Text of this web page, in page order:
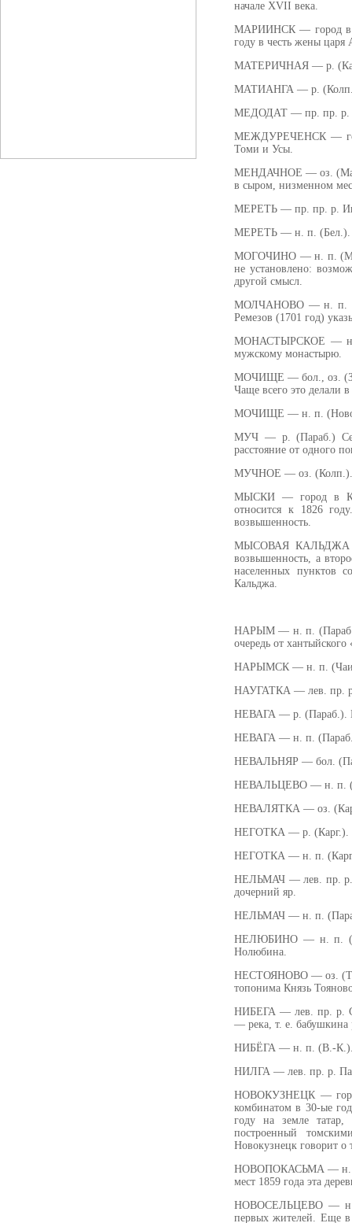
начале XVII века.
МАРИИНСК — город в
году в честь жены царя
МАТЕРИЧНАЯ — р.
МАТИАНГА — р. (Колп.).
МЕДОДАТ — пр. пр. р.
МЕЖДУРЕЧЕНСК —
Томи и Усы.
МЕНДАЧНОЕ — оз.
в сыром, низменном
МЕРЕТЬ — пр. пр. р.
МЕРЕТЬ — н. п. (Бел.).
МОГОЧИНО — н. п.
не установлено:
другой смысл.
МОЛЧАНОВО — н. п.
Ремезов (1701 год)
МОНАСТЫРСКОЕ — н.
мужскому монастырю.
МОЧИЩЕ — бол., оз.
Чаще всего это делали в
МОЧИЩЕ — н. п.
МУЧ — р. (Параб.)
расстояние от одного
МУЧНОЕ — оз. (Колп.).
МЫСКИ — город в
относится к 1826
возвышенность.
МЫСОВАЯ КАЛЬДЖА —
возвышенность, а
населенных пунктов
Кальджа.
НАРЫМ — н. п. (Параб.)
очередь от
НАРЫМСК — н. п.
НАУГАТКА — лев. пр. р.
НЕВАГА — р. (Параб.).
НЕВАГА — н. п.
НЕВАЛЬНЯР — бол.
НЕВАЛЬЦЕВО — н. п.
НЕВАЛЯТКА — оз.
НЕГОТКА — р. (Карг.).
НЕГОТКА — н. п.
НЕЛЬМАЧ — лев. пр. р.
дочерний яр.
НЕЛЬМАЧ — н. п.
НЕЛЮБИНО — н. п.
Нолюбина.
НЕСТОЯНОВО — оз.
топонима Князь
НИБЕГА — лев. пр. р.
— река, т. е. бабушкина
НИБЁГА — н. п. (В.-К.).
НИЛГА — лев. пр. р.
НОВОКУЗНЕЦК — город
комбинатом в 30-ые
году на земле
построенный
Новокузнецк говорит о
НОВОПОКАСЬМА — н. п.
мест 1859 года эта
НОВОСЕЛЬЦЕВО — н.
первых жителей. Еще в